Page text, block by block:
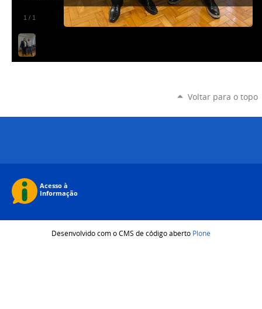
1 / 1
Voltar para o topo
Desenvolvido com o CMS de código aberto Plone